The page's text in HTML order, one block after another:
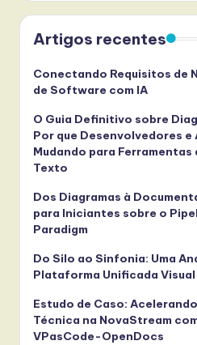
Artigos recentes
Conectando Requisitos de
de Software com IA
O Guia Definitivo sobre
Por que Desenvolvedores
Mudando para Ferramentas
Texto
Dos Diagramas à
para Iniciantes sobre o
Paradigm
Do Silo ao Sinfonia: Uma
Plataforma Unificada Visual
Estudo de Caso:
Técnica na NovaStream
VPasCode-OpenDocs